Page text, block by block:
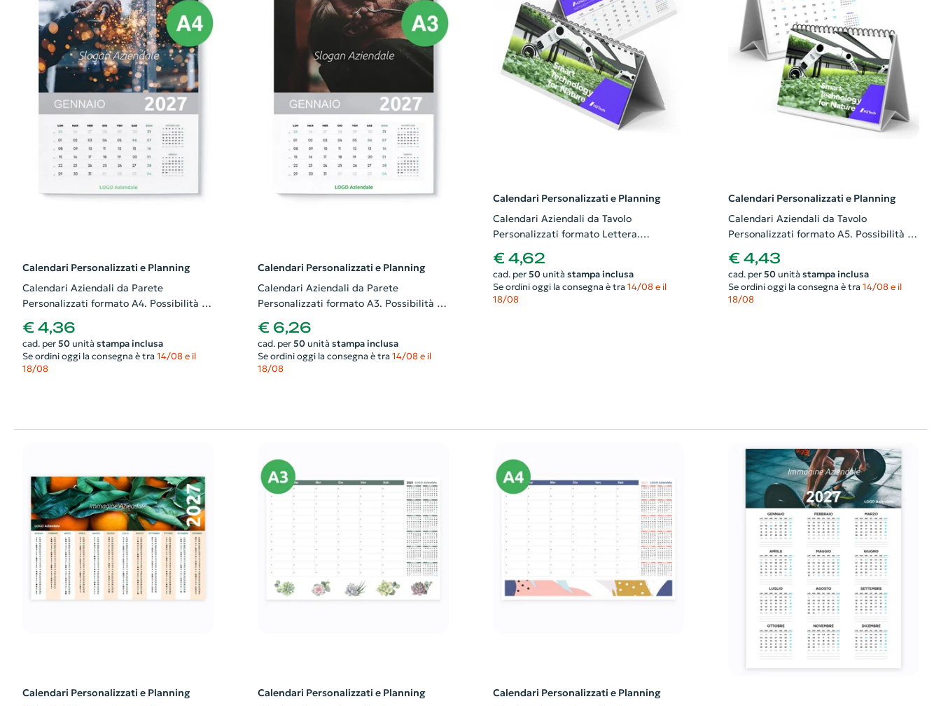
Calendari Personalizzati e Planning
Calendari Aziendali da Parete
Personalizzati formato A4. Possibilità di
richiedere anche il progetto grafico
€ 4,36
cad. per 50unità stampa inclusa
Se ordini oggi la consegna è tra 14/08 e il
18/08
Calendari Personalizzati e Planning
Calendari Aziendali da Parete
Personalizzati formato A3. Possibilità di
richiedere anche il progetto grafico
€ 6,26
cad. per 50unità stampa inclusa
Se ordini oggi la consegna è tra 14/08 e il
18/08
Calendari Personalizzati e Planning
Calendari Aziendali da Tavolo
Personalizzati formato Lettera.
progetto grafico
€ 4,62
cad. per 50unità stampa inclusa
Se ordini oggi la consegna è tra 14/08 e il
18/08
Calendari Personalizzati e Planning
Calendari Aziendali da Tavolo
Personalizzati formato A5. Possibilità di
€ 4,43
cad. per 50unità stampa inclusa
Se ordini oggi la consegna è tra 14/08 e il
18/08
Calendari Personalizzati e Planning Calendari Personalizzati e Planning Calendari Personalizzati e Planning